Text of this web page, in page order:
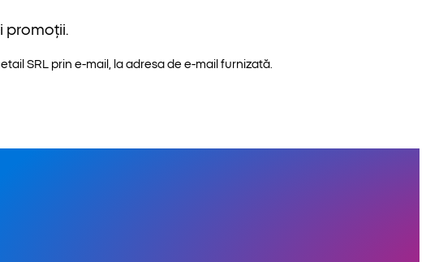
promoții.
SRL prin e-mail, la adresa de e-mail furnizată.